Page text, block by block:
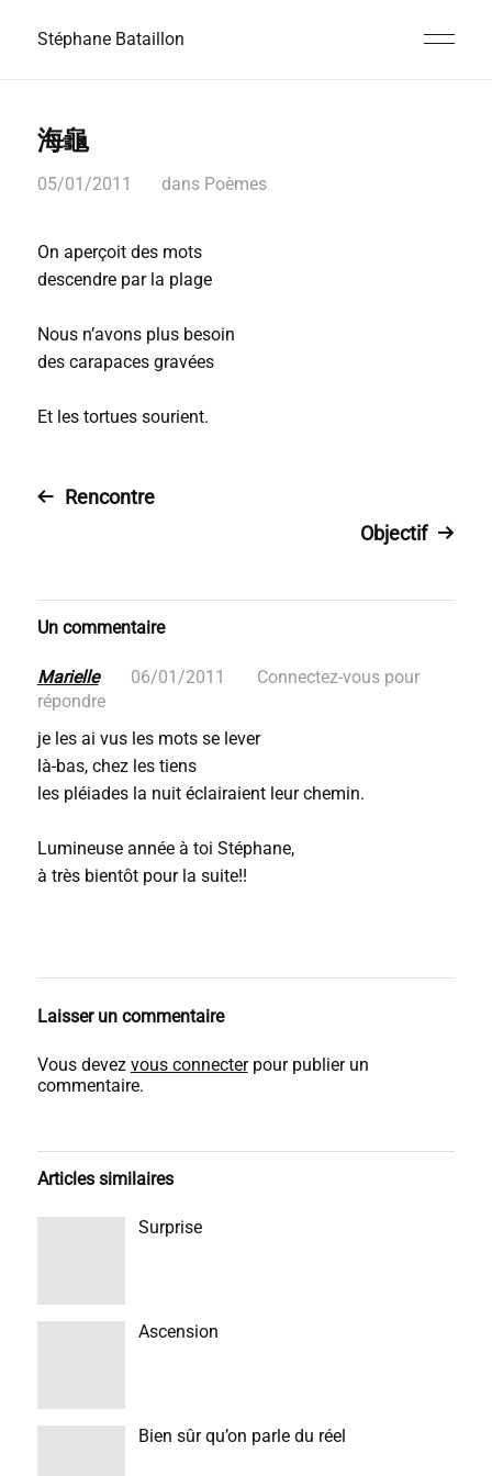
Stéphane Bataillon
海龜
05/01/2011 dans Poèmes
On aperçoit des mots
descendre par la plage
Nous n’avons plus besoin
des carapaces gravées
Et les tortues sourient.
Rencontre
Objectif
Un commentaire
Marielle 06/01/2011
Connectez-vous pour
répondre
je les ai vus les mots se lever
là-bas, chez les tiens
les pléiades la nuit éclairaient leur chemin.
Lumineuse année à toi Stéphane,
à très bientôt pour la suite!!
Laisser un commentaire
Vous devez vous connecterpour publier un
commentaire.
Articles similaires
Surprise
Ascension
Bien sûr qu’on parle du réel